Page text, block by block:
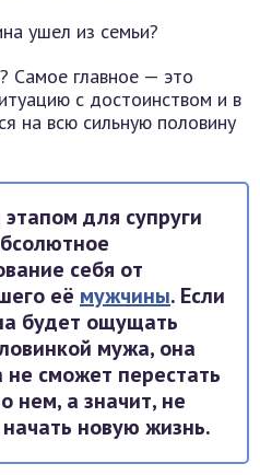
Самое главное — это
с достоинством и в
на всю сильную половину
для супруги
себя от
её мужчины. Если
будет ощущать
мужа, она
не сможет перестать
нем, а значит, не
новую жизнь.